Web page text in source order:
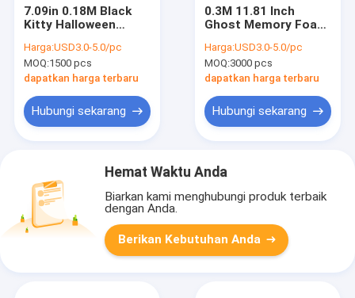
7.09in 0.18M Black
Kitty Halloween
Baterai
Harga:USD3.0-5.0/pc
MOQ:1500 pcs
dapatkan harga terbaru
Hubungi sekarang
0.3M 11.81 Inch
Ghost Memory Foam
Kuning Dan Putih
Harga:USD3.0-5.0/pc
MOQ:3000 pcs
dapatkan harga terbaru
Hubungi sekarang
Hemat Waktu Anda
Biarkan kami menghubungi produk terbaik
dengan Anda.
Berikan Kebutuhan Anda